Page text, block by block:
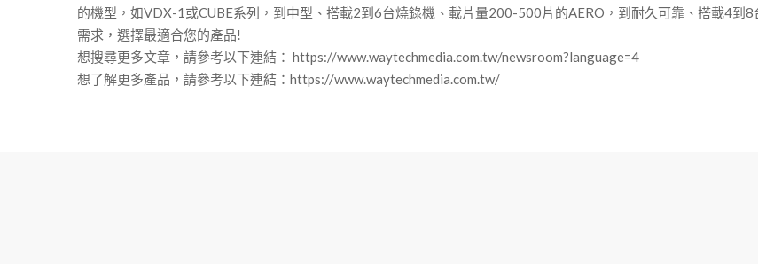
的機型，如VDX-1或CUBE系列，到中型、搭載2到6台燒錄機、載片量200-500片的AERO，到耐久可靠、搭載4到
需求，選擇最適合您的產品!
想搜尋更多文章，請參考以下連結： https://www.waytechmedia.com.tw/newsroom?language=4
想了解更多產品，請參考以下連結：https://www.waytechmedia.com.tw/